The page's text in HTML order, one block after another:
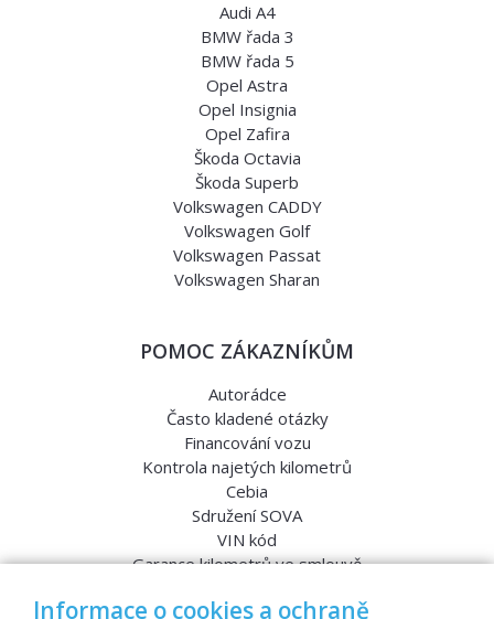
Audi A4
BMW řada 3
BMW řada 5
Opel Astra
Opel Insignia
Opel Zafira
Škoda Octavia
Škoda Superb
Volkswagen CADDY
Volkswagen Golf
Volkswagen Passat
Volkswagen Sharan
POMOC ZÁKAZNÍKŮM
Autorádce
Často kladené otázky
Financování vozu
Kontrola najetých kilometrů
Cebia
Sdružení SOVA
VIN kód
Garance kilometrů ve smlouvě
Informace o cookies a ochraně